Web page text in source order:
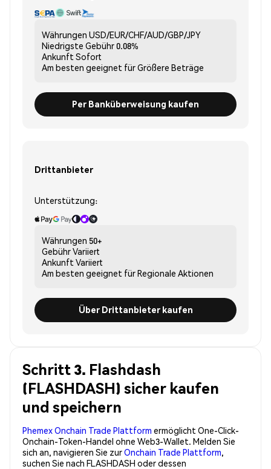
Währungen USD/EUR/CHF/AUD/GBP/JPY
Niedrigste Gebühr0.08%
Ankunft Sofort
Am besten geeignet fürGrößere Beträge
Per Banküberweisung kaufen
Drittanbieter
Unterstützung:
Währungen 50+
GebührVariiert
Ankunft Variiert
Am besten geeignet fürRegionale Aktionen
Über Drittanbieter kaufen
Schritt 3. Flashdash
(FLASHDASH) sicher kaufen
und speichern
Phemex Onchain Trade Plattform ermöglicht One-Click-
Onchain-Token-Handel ohne Web3-Wallet. Melden Sie
sich an, navigieren Sie zurOnchain Trade Plattform,
suchen Sie nach FLASHDASH oder dessen